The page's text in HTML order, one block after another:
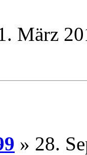
März
» 28.